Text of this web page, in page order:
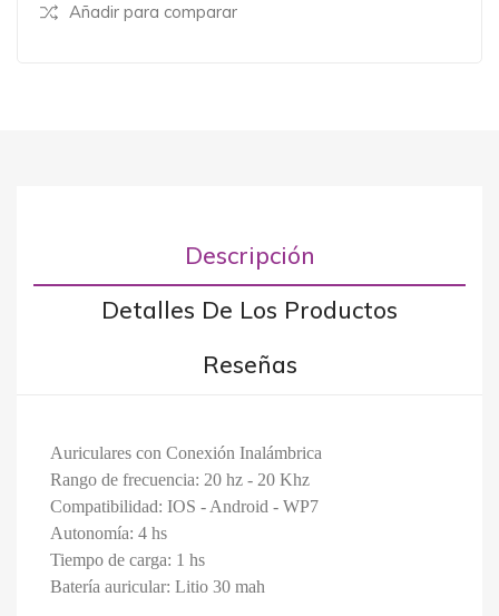
Añadir para comparar
Descripción
Detalles De Los Productos
Reseñas
Auriculares con Conexión Inalámbrica
Rango de frecuencia: 20 hz - 20 Khz
Compatibilidad: IOS - Android - WP7
Autonomía: 4 hs
Tiempo de carga: 1 hs
Batería auricular: Litio 30 mah